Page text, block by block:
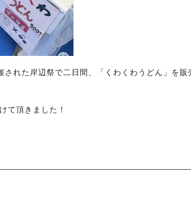
れた岸辺祭で二日間、「くわくわうどん」を販
て頂きました！